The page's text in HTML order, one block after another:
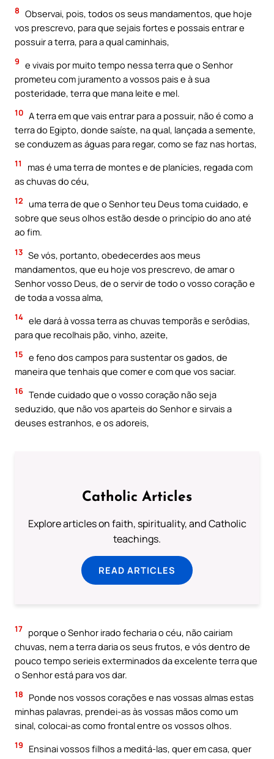
8 Observai, pois, todos os seus mandamentos, que hoje
vos prescrevo, para que sejais fortes e possais entrar e
possuir a terra, para a qual caminhais,
9 e vivais por muito tempo nessa terra que o Senhor
prometeu com juramento a vossos pais e à sua
posteridade, terra que mana leite e mel.
10 A terra em que vais entrar para a possuir, não é como a
terra do Egipto, donde saíste, na qual, lançada a semente,
se conduzem as águas para regar, como se faz nas hortas,
11
mas é uma terra de montes e de planícies, regada com
as chuvas do céu,
12 uma terra de que o Senhor teu Deus toma cuidado, e
sobre que seus olhos estão desde o princípio do ano até
ao fim.
13 Se vós, portanto, obedecerdes aos meus
mandamentos, que eu hoje vos prescrevo, de amar o
Senhor vosso Deus, de o servir de todo o vosso coração e
de toda a vossa alma,
14 ele dará à vossa terra as chuvas temporãs e serôdias,
para que recolhais pão, vinho, azeite,
15 e feno dos campos para sustentar os gados, de
maneira que tenhais que comer e com que vos saciar.
16 Tende cuidado que o vosso coração não seja
seduzido, que não vos aparteis do Senhor e sirvais a
deuses estranhos, e os adoreis,
Catholic Articles
Explore articles on faith, spirituality, and Catholic
teachings.
READ ARTICLES
17 porque o Senhor irado fecharia o céu, não cairiam
chuvas, nem a terra daria os seus frutos, e vós dentro de
pouco tempo serieis exterminados da excelente terra que
o Senhor está para vos dar.
18
Ponde nos vossos corações e nas vossas almas estas
minhas palavras, prendei-as às vossas mãos como um
sinal, colocai-as como frontal entre os vossos olhos.
19
Ensinai vossos filhos a meditá-las, quer em casa, quer